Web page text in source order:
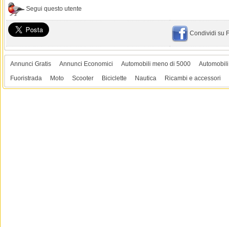
Segui questo utente
Condividi su
Annunci Gratis Annunci Economici Automobili meno di 5000
Fuoristrada
Moto Scooter Biciclette Nautica Ricambi e accessori